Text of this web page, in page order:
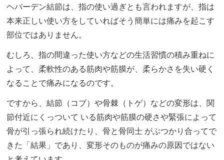
ヘバーデン結節は、指の使い過ぎとも言われますが、指は
本来正しい使い方をしていればそう簡単には痛みを起こす
部位ではありません。
むしろ、指の間違った使い方などの生活習慣の積み重ねに
よって、柔軟性のある筋肉や筋膜が、柔らかさを失い硬く
なることで痛みになるのです。
ですから、結節（コブ）や骨棘（トゲ）などの変形は、関
節付近にくっついて いる筋肉や筋膜の硬さや緊張によって
骨が引っ張られ続けたり、骨と骨同士 がぶつかり合ってで
きた「結果」であり、変形そのものが痛みの原因ではない